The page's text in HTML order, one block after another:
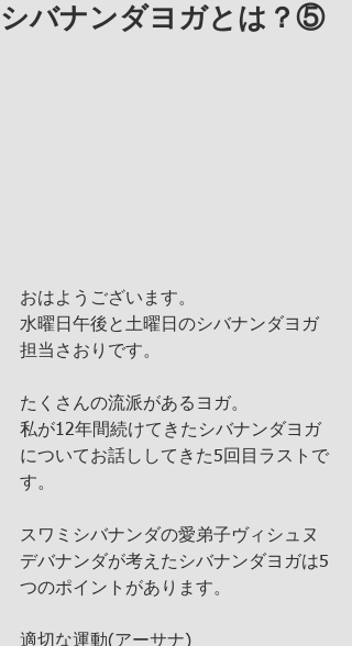
シバナンダヨガとは？⑤
おはようございます。
水曜日午後と土曜日のシバナンダヨガ
担当さおりです。
たくさんの流派があるヨガ。
私が12年間続けてきたシバナンダヨガ
についてお話ししてきた5回目ラストで
す。
スワミシバナンダの愛弟子ヴィシュヌ
デバナンダが考えたシバナンダヨガは5
つのポイントがあります。
適切な運動(アーサナ)